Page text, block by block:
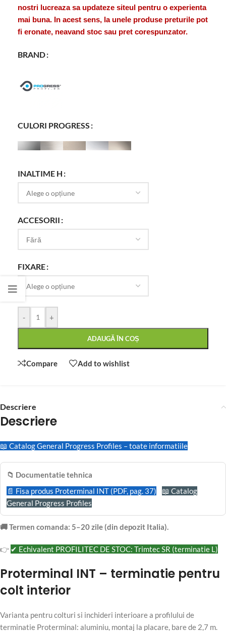
nostri lucreaza sa updateze siteul pentru o experienta
mai buna. In acest sens, la unele produse preturile pot
fi eronate, neavand stoc sau pret corespunzator.
BRAND
CULORI PROGRESS
INALTIME H
ACCESORII
FIXARE
- +
ADAUGĂ ÎN COȘ
Compare Add to wishlist
Descriere
Descriere
📖 Catalog General Progress Profiles – toate informatiile
📁 Documentatie tehnica
📄 Fisa produs Proterminal INT (PDF, pag. 37)
📖 Catalog
General Progress Profiles
🚚 Termen comanda: 5–20 zile (din depozit Italia).
👉 ✔ Echivalent PROFILITEC DE STOC: Trimtec SR (terminatie L)
Proterminal INT – terminatie pentru
colt interior
Varianta pentru colturi si inchideri interioare a profilului de
terminatie Proterminal: aluminiu, montaj la placare, bare de 2,7 m.